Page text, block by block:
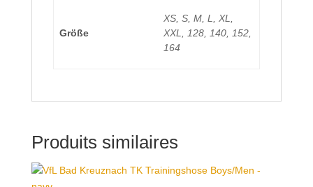
Größe
XS, S, M, L, XL,
XXL, 128, 140, 152,
164
Produits similaires